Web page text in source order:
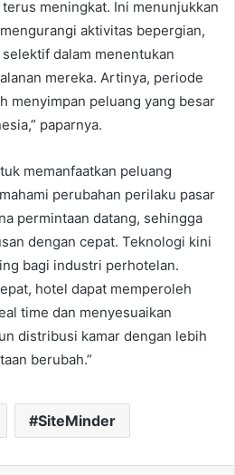
meningkat. Ini menunjukkan
aktivitas bepergian,
dalam menentukan
mereka. Artinya, periode
menyimpan peluang yang besar
paparnya.
memanfaatkan peluang
perubahan perilaku pasar
permintaan datang, sehingga
dengan cepat. Teknologi kini
bagi industri perhotelan.
hotel dapat memperoleh
time dan menyesuaikan
distribusi kamar dengan lebih
berubah.”
SiteMinder